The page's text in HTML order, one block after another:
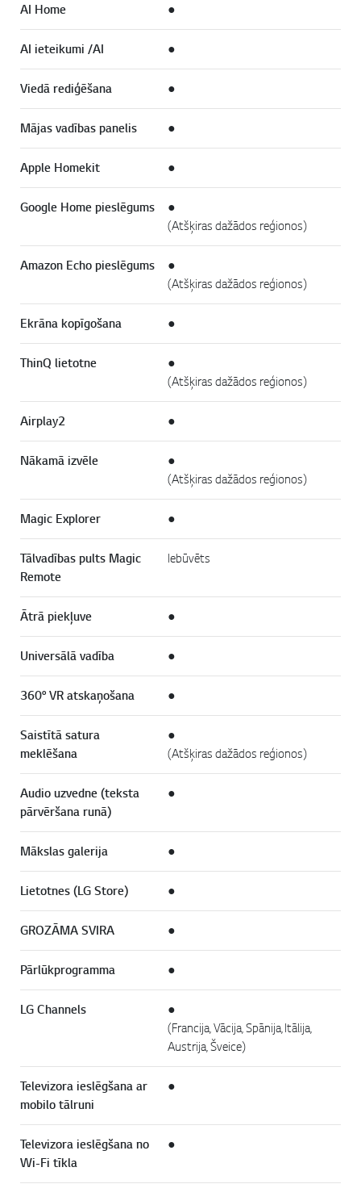
AI Home ●
AI ieteikumi /AI ●
Viedā rediģēšana ●
Mājas vadības panelis ●
Apple Homekit ●
Google Home pieslēgums
●
(Atšķiras dažādos reģionos)
Amazon Echo pieslēgums
●
(Atšķiras dažādos reģionos)
Ekrāna kopīgošana ●
ThinQ lietotne
●
(Atšķiras dažādos reģionos)
Airplay2 ●
Nākamā izvēle
●
(Atšķiras dažādos reģionos)
Magic Explorer ●
Tālvadības pults Magic
Remote
Iebūvēts
Ātrā piekļuve ●
Universālā vadība ●
360° VR atskaņošana ●
Saistītā satura
meklēšana
●
(Atšķiras dažādos reģionos)
Audio uzvedne (teksta
pārvēršana runā)
●
Mākslas galerija ●
Lietotnes (LG Store) ●
GROZĀMA SVIRA ●
Pārlūkprogramma ●
LG Channels
●
(Francija, Vācija, Spānija, Itālija,
Austrija, Šveice)
Televizora ieslēgšana ar
mobilo tālruni
●
Televizora ieslēgšana no
Wi-Fi tīkla
●